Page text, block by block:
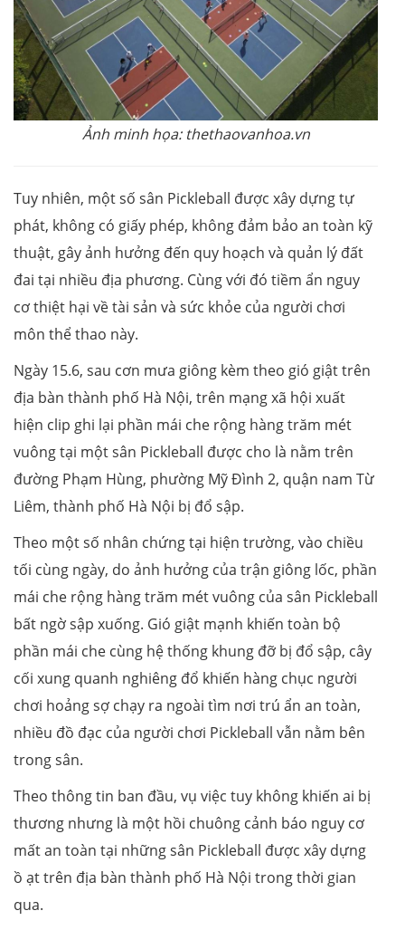
Ảnh minh họa: thethaovanhoa.vn
Tuy nhiên, một số sân Pickleball được xây dựng tự
phát, không có giấy phép, không đảm bảo an toàn kỹ
thuật, gây ảnh hưởng đến quy hoạch và quản lý đất
đai tại nhiều địa phương. Cùng với đó tiềm ẩn nguy
cơ thiệt hại về tài sản và sức khỏe của người chơi
môn thể thao này.
Ngày 15.6, sau cơn mưa giông kèm theo gió giật trên
địa bàn thành phố Hà Nội, trên mạng xã hội xuất
hiện clip ghi lại phần mái che rộng hàng trăm mét
vuông tại một sân Pickleball được cho là nằm trên
đường Phạm Hùng, phường Mỹ Đình 2, quận nam Từ
Liêm, thành phố Hà Nội bị đổ sập.
Theo một số nhân chứng tại hiện trường, vào chiều
tối cùng ngày, do ảnh hưởng của trận giông lốc, phần
mái che rộng hàng trăm mét vuông của sân Pickleball
bất ngờ sập xuống. Gió giật mạnh khiến toàn bộ
phần mái che cùng hệ thống khung đỡ bị đổ sập, cây
cối xung quanh nghiêng đổ khiến hàng chục người
chơi hoảng sợ chạy ra ngoài tìm nơi trú ẩn an toàn,
nhiều đồ đạc của người chơi Pickleball vẫn nằm bên
trong sân.
Theo thông tin ban đầu, vụ việc tuy không khiến ai bị
thương nhưng là một hồi chuông cảnh báo nguy cơ
mất an toàn tại những sân Pickleball được xây dựng
ồ ạt trên địa bàn thành phố Hà Nội trong thời gian
qua.